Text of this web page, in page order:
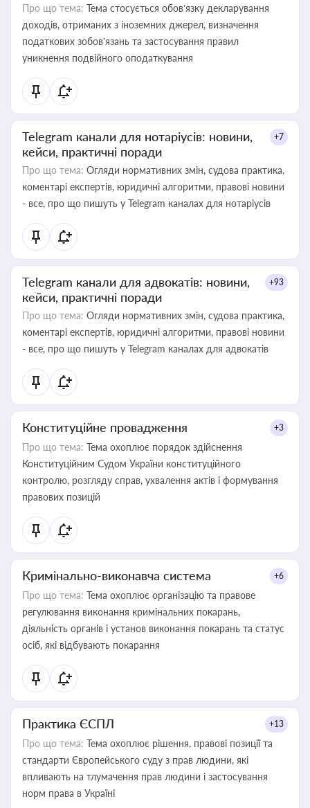
Про що тема: Тема стосується обов’язку декларування
доходів, отриманих з іноземних джерел, визначення
податкових зобов’язань та застосування правил
уникнення подвійного оподаткування
Telegram канали для нотаріусів: новини,
кейси, практичні поради
+7
Про що тема: Огляди нормативних змін, судова практика,
коментарі експертів, юридичні алгоритми, правові новини
- все, про що пишуть у Telegram каналах для нотаріусів
Telegram канали для адвокатів: новини,
кейси, практичні поради
+93
Про що тема: Огляди нормативних змін, судова практика,
коментарі експертів, юридичні алгоритми, правові новини
- все, про що пишуть у Telegram каналах для адвокатів
Конституційне провадження +3
Про що тема: Тема охоплює порядок здійснення
Конституційним Судом України конституційного
контролю, розгляду справ, ухвалення актів і формування
правових позицій
Кримінально-виконавча система +6
Про що тема: Тема охоплює організацію та правове
регулювання виконання кримінальних покарань,
діяльність органів і установ виконання покарань та статус
осіб, які відбувають покарання
Практика ЄСПЛ +13
Про що тема: Тема охоплює рішення, правові позиції та
стандарти Європейського суду з прав людини, які
впливають на тлумачення прав людини і застосування
норм права в Україні